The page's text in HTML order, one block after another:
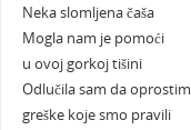
Neka slomljena čaša
Mogla nam je pomoći
u ovoj gorkoj tišini
Odlučila sam da oprostim
greške koje smo pravili